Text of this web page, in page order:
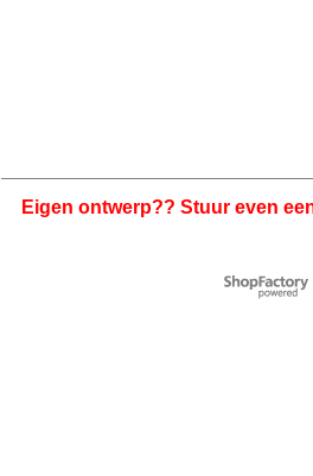
Eigen ontwerp?? Stuur even
Webwinkel gemaakt
ShopFactory